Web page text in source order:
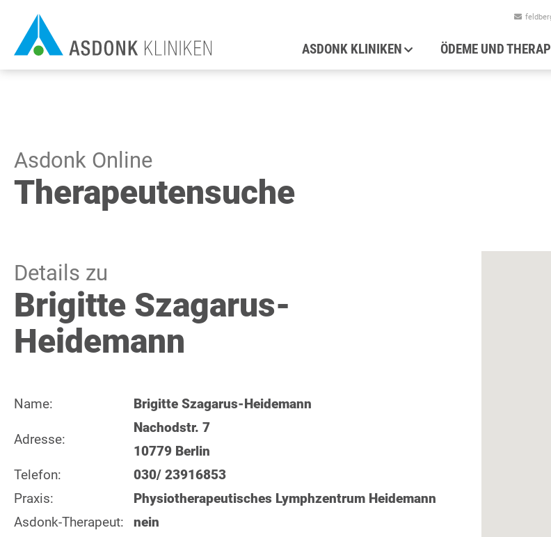
zum
Inhalt
Hauptnavigation
ASDONK KLINIKEN ÖDEME UND
Asdonk Online
Therapeutensuche
Details zu
Brigitte Szagarus-
Heidemann
Name: Brigitte Szagarus-Heidemann
Adresse:
Nachodstr. 7
10779 Berlin
Telefon:
030/ 23916853
Praxis:
Physiotherapeutisches Lymphzentrum Heidemann
Asdonk-Therapeut:
nein